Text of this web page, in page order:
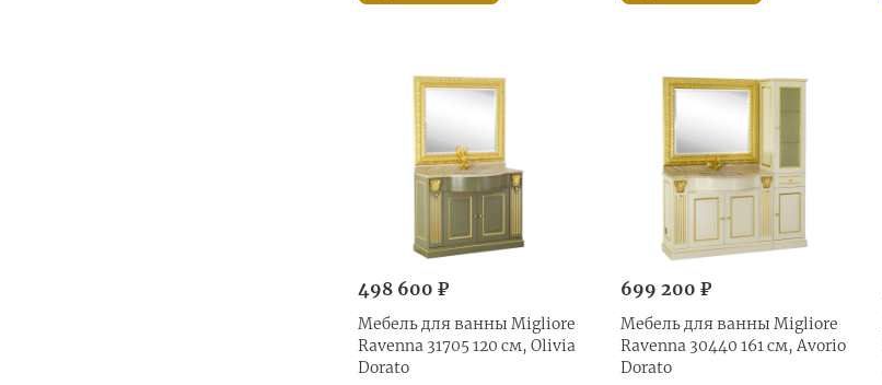
498 600 ₽
Мебель для ванны Migliore
Ravenna 31705 120 см, Olivia
Dorato
699 200 ₽
Мебель для ванны Migliore
Ravenna 30440 161 см, Avorio
Dorato